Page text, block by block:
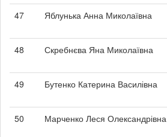
47
Яблунька Анна Миколаївна
48
Скребнєва Яна Миколаївна
49
Бутенко Катерина Василівна
50
Марченко Леся Олександрівна